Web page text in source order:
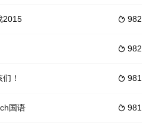
 982
2015
 982
 981
！
 981
国语